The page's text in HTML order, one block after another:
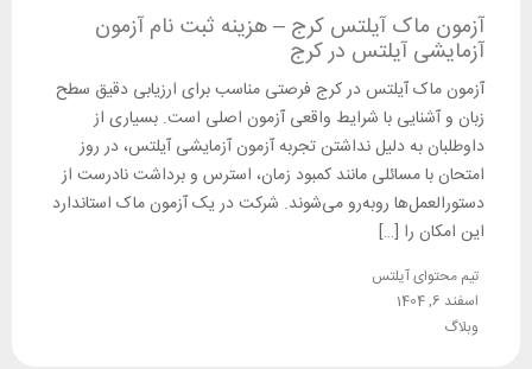
آزمون ماک آیلتس کرج – هزینه ثبت نام آزمون
آزمایشی آیلتس در کرج
آزمون ماک آیلتس در کرج فرصتی مناسب برای ارزیابی دقیق سطح
زبان و آشنایی با شرایط واقعی آزمون اصلی است. بسیاری از
داوطلبان به دلیل نداشتن تجربه آزمون آزمایشی آیلتس، در روز
امتحان با مسائلی مانند کمبود زمان، استرس و برداشت نادرست از
دستورالعمل‌ها روبه‌رو می‌شوند. شرکت در یک آزمون ماک استاندارد
این امکان را […]
تیم محتوای آیلتس
اسفند 6, 1404
وبلاگ